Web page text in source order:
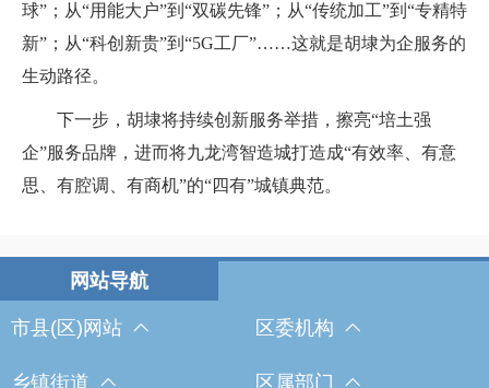
球”；从“用能大户”到“双碳先锋”；从“传统加工”到“专精特
新”；从“科创新贵”到“5G工厂”……这就是胡埭为企服务的
生动路径。
下一步，胡埭将持续创新服务举措，擦亮“培土强
企”服务品牌，进而将九龙湾智造城打造成“有效率、有意
思、有腔调、有商机”的“四有”城镇典范。
市县(区)网站 区委机构
乡镇街道 区属部门